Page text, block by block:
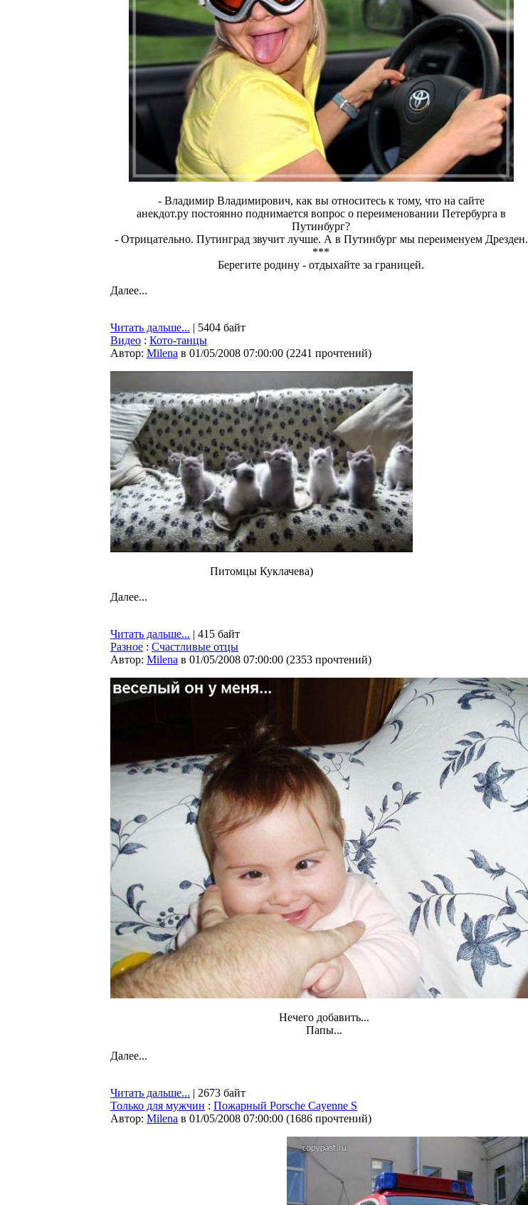
- Владимир Владимирович, как вы относитесь к тому, что на сайте
анекдот.ру постоянно поднимается вопрос о переименовании Петербурга в
Путинбург?
- Отрицательно. Путинград звучит лучше. А в Путинбург мы переименуем Дрезден.
***
Берегите родину - отдыхайте за границей.
Далее...
Читать дальше... | 5404 байт
Видео : Кото-танцы
Автор: Milena в 01/05/2008 07:00:00 (2241 прочтений)
Питомцы Куклачева)
Далее...
Читать дальше... | 415 байт
Разное : Счастливые отцы
Автор: Milena в 01/05/2008 07:00:00 (2353 прочтений)
Нечего добавить...
Папы...
Далее...
Читать дальше... | 2673 байт
Только для мужчин : Пожарный Porsche Cayenne S
Автор: Milena в 01/05/2008 07:00:00 (1686 прочтений)